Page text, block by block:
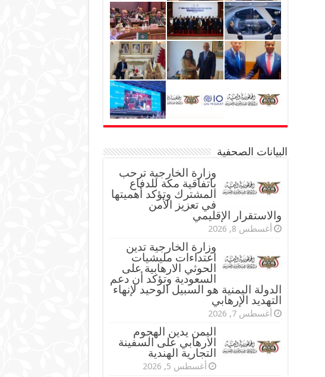
البيانات الصحفية
وزارة الخارجية ترحب
باتفاقية مكة للدفاع
المشترك وتؤكد أهميتها
في تعزيز الأمن
والاستقرار الإقليمي
أغسطس 8, 2026
وزارة الخارجية تدين
اعتداءات مليشيات
الحوثي الارهابية على
السعودية وتؤكد أن دعم
الدولة اليمنية هو السبيل الوحيد لإنهاء
التهديد الإرهابي
أغسطس 7, 2026
اليمن يدين الهجوم
الارهابي على السفينة
التجارية الهندية
أغسطس 5, 2026